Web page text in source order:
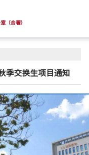
（合署）
季交换生项目通知